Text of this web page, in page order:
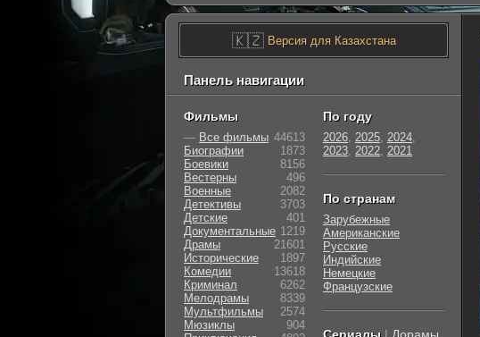
🇰🇿Версия для Казахстана
Панель навигации
Фильмы
— Все фильмы 44613
Биографии
1873
Боевики
8156
Вестерны
496
Военные
2082
Детективы
3703
Детские
401
Документальные 1219
Драмы
21601
Исторические
1897
Комедии
13618
Криминал
6262
Мелодрамы
8339
Мультфильмы
2574
Мюзиклы
904
По году
2026, 2025, 2024,
2023, 2022, 2021
По странам
Зарубежные
Американские
Русские
Индийские
Немецкие
Французские